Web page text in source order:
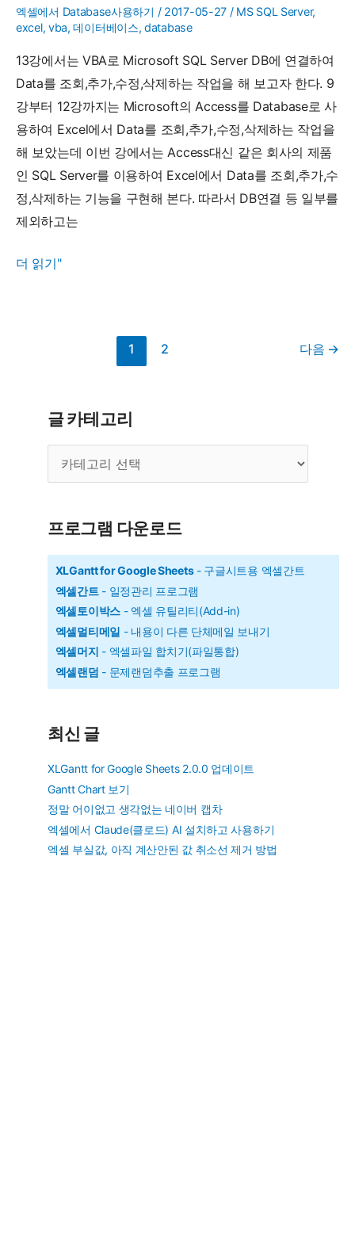
수
정,
삭
제)
에
연
결
하
여
Data
처
리
하
기
를
엑셀에서 Database사용하기 / 2017-05-27 / MS SQL Server,
excel, vba,데이터베이스,database
13강에서는 VBA로 Microsoft SQL Server DB에 연결하여
Data를 조회,추가,수정,삭제하는 작업을 해 보고자 한다. 9
강부터 12강까지는 Microsoft의 Access를 Database로 사
용하여 Excel에서 Data를 조회,추가,수정,삭제하는 작업을
해 보았는데 이번 강에서는 Access대신 같은 회사의 제품
인 SQL Server를 이용하여 Excel에서 Data를 조회,추가,수
정,삭제하는 기능을 구현해 본다. 따라서 DB연결 등 일부를
제외하고는
13
Server
더 읽기"
1 2 다음 →
글 카테고리
테
리
프로그램 다운로드
XLGantt for Google Sheets- 구글시트용 엑셀간트
엑셀간트- 일정관리 프로그램
엑셀토이박스 - 엑셀 유틸리티(Add-in)
엑셀멀티메일 - 내용이 다른 단체메일 보내기
엑셀머지 - 엑셀파일 합치기(파일통합)
엑셀랜덤 - 문제랜덤추출 프로그램
최신 글
XLGantt for Google Sheets 2.0.0 업데이트
Gantt Chart 보기
정말 어이없고 생각없는 네이버 캡차
엑셀에서 Claude(클로드) AI 설치하고 사용하기
엑셀 부실값, 아직 계산안된 값 취소선 제거 방법